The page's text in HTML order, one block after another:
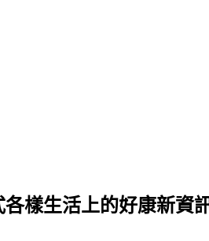
樣生活上的好康新資